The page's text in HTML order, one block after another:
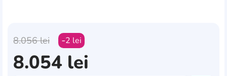
8.056lei 2 lei
8.054 lei